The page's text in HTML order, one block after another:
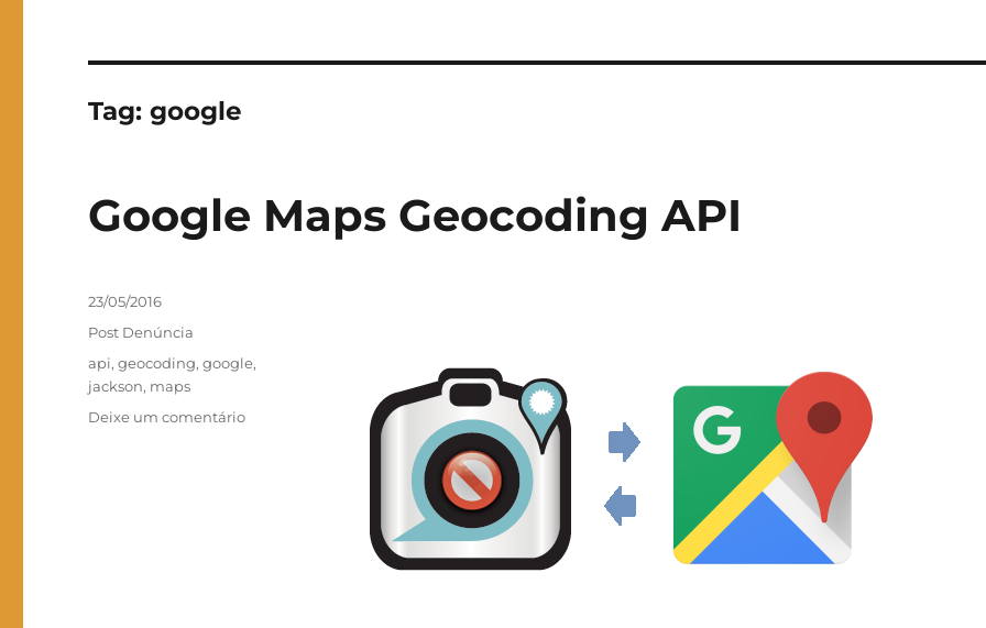
Tag:google
Google Maps Geocoding API
Publicado
23/05/2016
Categorias
Post Denúncia
Tags
api,geocoding,google,
jackson, maps
Deixe um comentárioem